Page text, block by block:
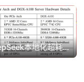
DeepSeek本地化超耗电